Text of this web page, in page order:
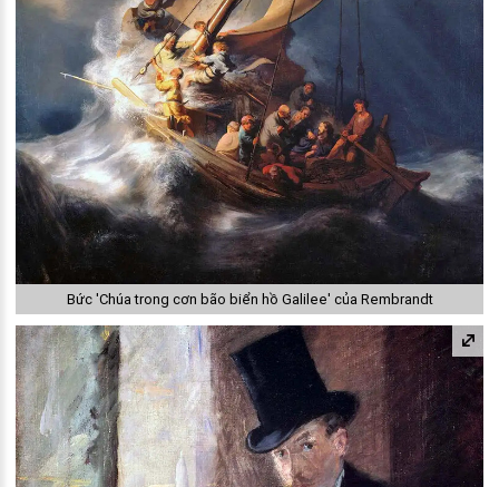
Bức 'Chúa trong cơn bão biển hồ Galilee' của Rembrandt